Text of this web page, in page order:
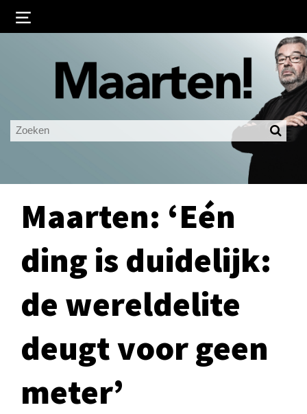
Ingelogd blijven
LOGIN
Maarten: ‘Eén
ding is duidelijk:
de wereldelite
deugt voor geen
meter’